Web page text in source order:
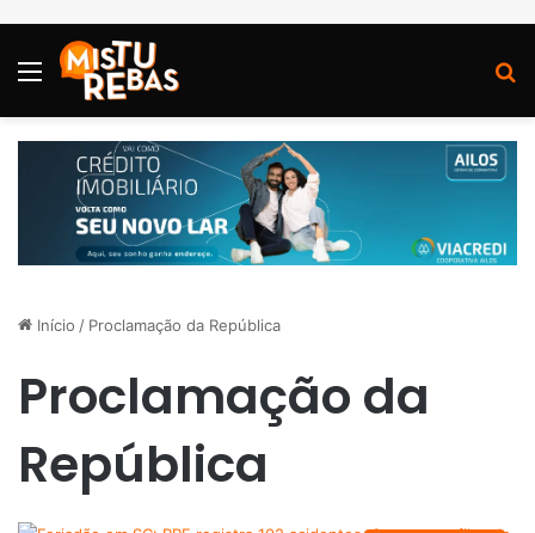
Menu
Início / Proclamação da República
Proclamação da
República